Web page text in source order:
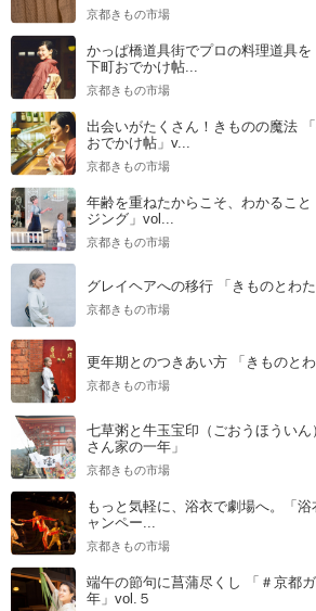
京都きもの市場
かっぱ橋道具街でプロの料理道具
下町おでかけ帖...
京都きもの市場
出会いがたくさん！きものの魔法
おでかけ帖」v...
京都きもの市場
年齢を重ねたからこそ、わかるこ
ジング」vol...
京都きもの市場
グレイヘアへの移行 「きものとわ
京都きもの市場
更年期とのつきあい方 「きものと
京都きもの市場
七草粥と牛玉宝印（ごおうほうい
さん家の一年」
京都きもの市場
もっと気軽に、浴衣で劇場へ。「
ャンペー...
京都きもの市場
端午の節句に菖蒲尽くし 「＃京都
年」vol.５